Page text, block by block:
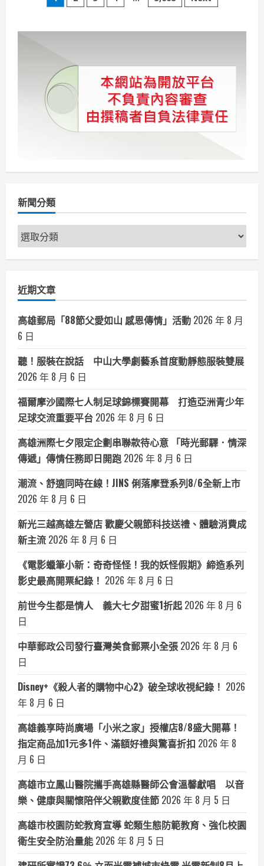
大
市
區
開
標
售
費
章
頁
新聞分類
新
聞
近期文章
高雄郵局「88節父愛如山 感恩傳情」活動 2026 年 8 月
6 日
聽！服裝在說話 中山大學劇藝系首度動靜態服裝雙展
2026 年 8 月 6 日
福爾摩沙國際七人制足球錦標賽開幕 打造亞洲青少年
足球交流重要平台 2026 年 8 月 6 日
高雄洲際七夕限定企劃串聯款待心意 「時光郵驛．情深
傳遞」傳情任務即日開跑 2026 年 8 月 6 日
潮流、舒適同時在線！JINS 俐落摩登系列8/6全新上市
2026 年 8 月 6 日
新光三越高雄左營店 歡慶父親節科技送禮、體驗消費成
新主流 2026 年 8 月 6 日
《電影蠟筆小新：奇奇怪怪！我的妖怪假期》締造系列
影史最高開票紀錄！ 2026 年 8 月 6 日
前世今生都是情人 義大七夕甜蜜1折起 2026 年 8 月 6
日
中華郵政公司發行臺灣美食郵票小全張 2026 年 8 月 6
日
Disney+《殺人者的購物中心2》破全球收視紀錄！ 2026
年 8 月 6 日
高雄義享時尚廣場「小米之家」授權店8/8盛大開幕！
指定商品加1元多1件、滿額好禮與驚喜折扣 2026 年 8
月 6 日
高雄市立鳳山醫院攜手高雄縣醫師公會溫馨獻唱 以音
樂、健康與關懷陪伴父親歡度佳節 2026 年 8 月 5 日
高雄市校園防蛇教育宣導 蛇類生態防範教育、強化校園
衛生安全防治量能 2026 年 8 月 5 日